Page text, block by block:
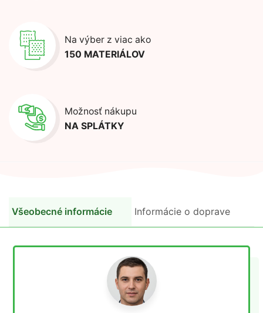
Na výber z viac ako
150 MATERIÁLOV
Možnosť nákupu
NA SPLÁTKY
Všeobecné informácie Informácie o doprave